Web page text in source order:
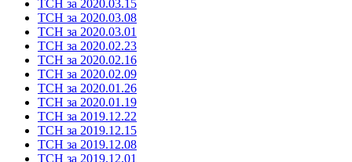
ТСН за 2020.03.15
ТСН за 2020.03.08
ТСН за 2020.03.01
ТСН за 2020.02.23
ТСН за 2020.02.16
ТСН за 2020.02.09
ТСН за 2020.01.26
ТСН за 2020.01.19
ТСН за 2019.12.22
ТСН за 2019.12.15
ТСН за 2019.12.08
ТСН за 2019.12.01